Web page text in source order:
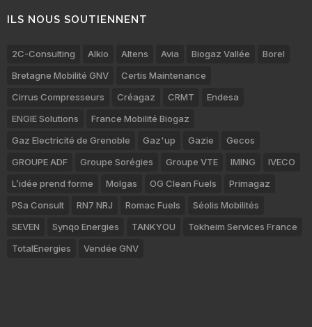
ILS NOUS SOUTIENNENT
2C-Consulting Alkio Altens Avia Biogaz Vallée
Borel
Bretagne Mobilité GNV
Certis Maintenance
Cirrus Compresseurs
Créagaz CRMT
Endesa
ENGIE Solutions
France Mobilité Biogaz
Gaz Electricité de Grenoble
Gaz'up Gazie
Gecos
GROUPE ADF
Groupe Sorégies Groupe VTE IMING
IVECO
L’idée prend forme
Molgas OG Clean Fuels
Primagaz
PSa Consult
RN7 NRJ Romac Fuels
Séolis Mobilités
SEVEN
Synqo Energies TANKYOU
Tokheim Services France
TotalEnergies
Vendée GNV